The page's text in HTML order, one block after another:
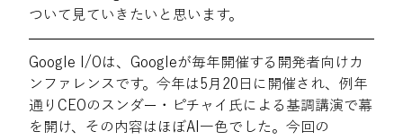
ついて見ていきたいと思います。
Google I/Oは、Googleが毎年開催する開発者向けカ
ンファレンスです。今年は5月20日に開催され、例年
通りCEOのスンダー・ピチャイ氏による基調講演で幕
を開け、その内容はほぼAI一色でした。今回の